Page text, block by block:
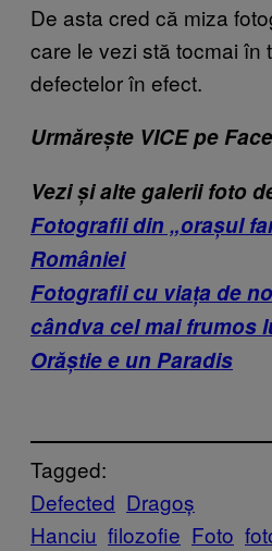
De asta cred că miza
care le vezi stă tocmai în
defectelor în efect.
Urmărește VICE pe
Vezi și alte galerii foto
Fotografii din „orașul
României
Fotografii cu viața de
cândva cel mai frumos
Orăștie e un Paradis
Tagged:
Defected Dragoș
Hanciu filozofie Foto